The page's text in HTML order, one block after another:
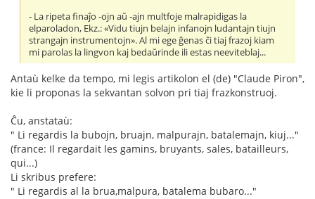
- La ripeta finaĵo -ojn aŭ -ajn multfoje malrapidigas la
elparoladon, Ekz.: «Vidu tiujn belajn infanojn ludantajn tiujn
strangajn instrumentojn». Al mi ege ĝenas ĉi tiaj frazoj kiam
mi parolas la lingvon kaj bedaŭrinde ili estas neeviteblaj...
Antaù kelke da tempo, mi legis artikolon el (de) "Claude Piron",
kie li proponas la sekvantan solvon pri tiaj frazkonstruoj.
Ĉu, anstataù:
" Li regardis la bubojn, bruajn, malpurajn, batalemajn, kiuj..."
(france: Il regardait les gamins, bruyants, sales, batailleurs,
qui...)
Li skribus prefere:
" Li regardis al la brua,malpura, batalema bubaro..."